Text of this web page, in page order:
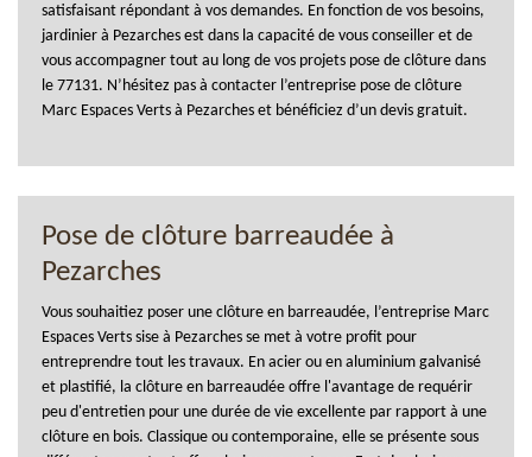
satisfaisant répondant à vos demandes. En fonction de vos besoins,
jardinier à Pezarches est dans la capacité de vous conseiller et de
vous accompagner tout au long de vos projets pose de clôture dans
le 77131. N’hésitez pas à contacter l’entreprise pose de clôture
Marc Espaces Verts à Pezarches et bénéficiez d’un devis gratuit.
Pose de clôture barreaudée à
Pezarches
Vous souhaitiez poser une clôture en barreaudée, l’entreprise Marc
Espaces Verts sise à Pezarches se met à votre profit pour
entreprendre tout les travaux. En acier ou en aluminium galvanisé
et plastifié, la clôture en barreaudée offre l'avantage de requérir
peu d'entretien pour une durée de vie excellente par rapport à une
clôture en bois. Classique ou contemporaine, elle se présente sous